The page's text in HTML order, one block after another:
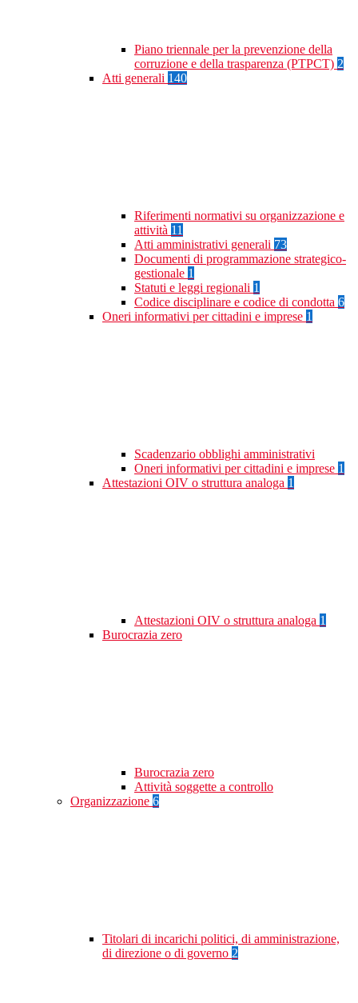
Piano triennale per la prevenzione della
corruzione e della trasparenza (PTPCT) 2
Atti generali 140
Riferimenti normativi su organizzazione e
attività 11
Atti amministrativi generali 73
Documenti di programmazione strategico-
gestionale 1
Statuti e leggi regionali 1
Codice disciplinare e codice di condotta 6
Oneri informativi per cittadini e imprese 1
Scadenzario obblighi amministrativi
Oneri informativi per cittadini e imprese 1
Attestazioni OIV o struttura analoga 1
Attestazioni OIV o struttura analoga 1
Burocrazia zero
Burocrazia zero
Attività soggette a controllo
Organizzazione 6
Titolari di incarichi politici, di amministrazione,
di direzione o di governo 2